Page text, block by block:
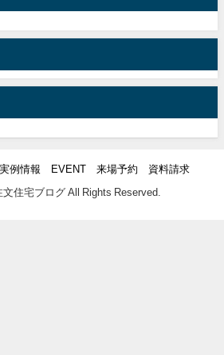
実例情報 EVENT 来場予約 資料請求
住宅ブログ All Rights Reserved.